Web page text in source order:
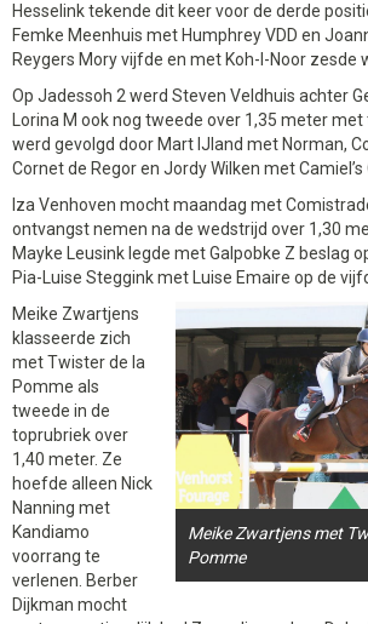
Hesselink tekende dit keer voor de derde
Femke Meenhuis met Humphrey VDD en
Reygers Mory vijfde en met Koh-I-Noor zesde
Op Jadessoh 2 werd Steven Veldhuis achter
Lorina M ook nog tweede over 1,35 meter
werd gevolgd door Mart IJland met Norman,
Cornet de Regor en Jordy Wilken met Camiel’s
Iza Venhoven mocht maandag met
ontvangst nemen na de wedstrijd over 1,30
Mayke Leusink legde met Galpobke Z beslag
Pia-Luise Steggink met Luise Emaire op de
Meike Zwartjens met
Pomme
Meike Zwartjens
klasseerde zich
met Twister de la
Pomme als
tweede in de
toprubriek over
1,40 meter. Ze
hoefde alleen Nick
Nanning met
Kandiamo
voorrang te
verlenen. Berber
Dijkman mocht